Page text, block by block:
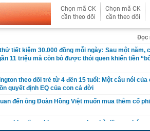
Chọn mã CK
cần theo dõi
Chọn mã CK
cần theo dõi
Đọc
thử tiết kiệm 30.000 đồng mỗi ngày: Sau một năm,
11 triệu mà còn bỏ được thói quen khiến tiền
theo dõi trẻ từ 4 đến 15 tuổi: Một câu nói của
quyết định EQ của con cả đời
đến ông Đoàn Hồng Việt muốn mua thêm cổ
ra khuyến nghị quan trọng cho nhà đầu tư chứng